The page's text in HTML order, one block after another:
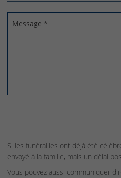
Message *
Si les funérailles ont déjà été
envoyé à la famille, mais un délai
Vous pouvez aussi communiquer